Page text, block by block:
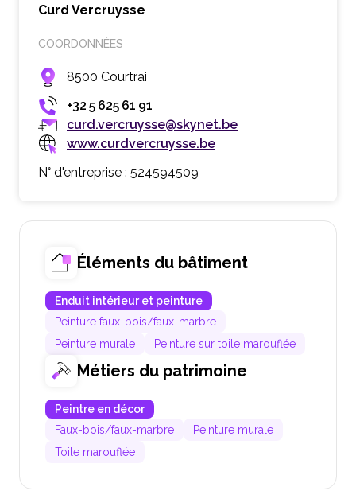
Curd Vercruysse
COORDONNÉES
8500 Courtrai
+32 5 625 61 91
curd.vercruysse@skynet.be
www.curdvercruysse.be
N° d'entreprise : 524594509
Éléments du bâtiment
Enduit intérieur et peinture
Peinture faux-bois/faux-marbre
Peinture murale
Peinture sur toile marouflée
Métiers du patrimoine
Peintre en décor
Faux-bois/faux-marbre
Peinture murale
Toile marouflée